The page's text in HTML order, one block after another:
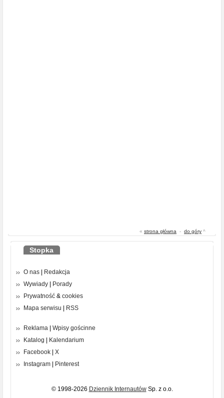
« strona główna - do góry ^
Stopka
O nas
Redakcja
Wywiady
Porady
Prywatność & cookies
Mapa serwisu
RSS
Reklama
Wpisy gościnne
Katalog
Kalendarium
Facebook
X
Instagram
Pinterest
© 1998-2026 Dziennik InternautówSp. z o.o.